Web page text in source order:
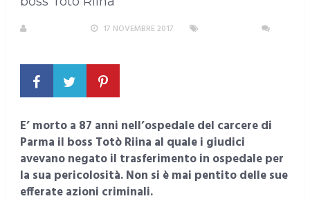
17 NOVEMBRE 2017
E’ morto a 87 anni nell’ospedale del carcere di
Parma il boss Totò Riina al quale i giudici
avevano negato il trasferimento in ospedale per
la sua pericolosità. Non si è mai pentito delle sue
efferate azioni criminali.